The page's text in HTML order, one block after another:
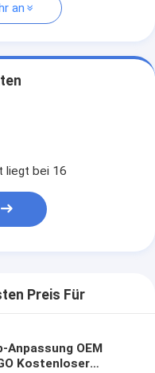
an
liegt bei 16
Preis Für
Anpassung OEM
Kostenloser